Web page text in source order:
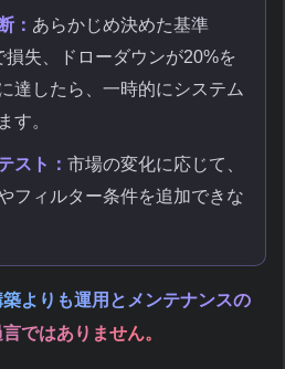
： あらかじめ決めた基準
損失、ドローダウンが20%を
達したら、一時的にシステム
す。
スト： 市場の変化に応じて、
フィルター条件を追加できな
よりも運用とメンテナンスの
ではありません。